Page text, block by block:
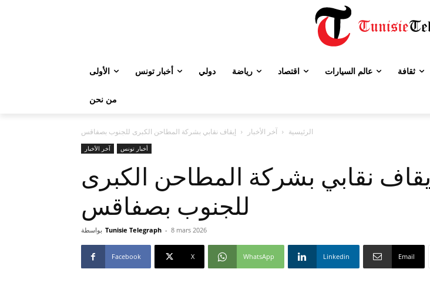
الأولى أخبار تونس دولي رياضة اقتصاد عالم السيارات ثقافة
من نحن
الرئيسية آخر الأخبار إيقاف نقابي بشركة المطاحن الكبرى للجنوب بصفاقس
آخر الأخبار أخبار تونس
إيقاف نقابي بشركة المطاحن الكبرى
للجنوب بصفاقس
بواسطة Tunisie Telegraph - 8 mars 2026
Facebook X WhatsApp Linkedin Email